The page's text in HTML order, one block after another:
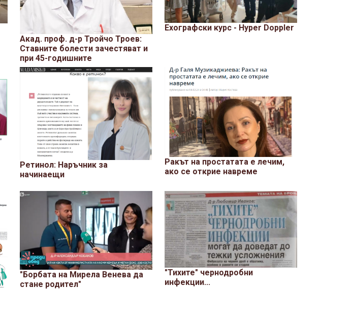
Акад. проф. д-р Тройчо Троев:
Ставните болести зачестяват и
при 45-годишните
Ехографски курс - Hyper Doppler
Ретинол: Наръчник за
начинаещи
Ракът на простатата е лечим,
ако се открие навреме
"Борбата на Мирела Венева да
стане родител"
"Тихите" чернодробни
инфекции...